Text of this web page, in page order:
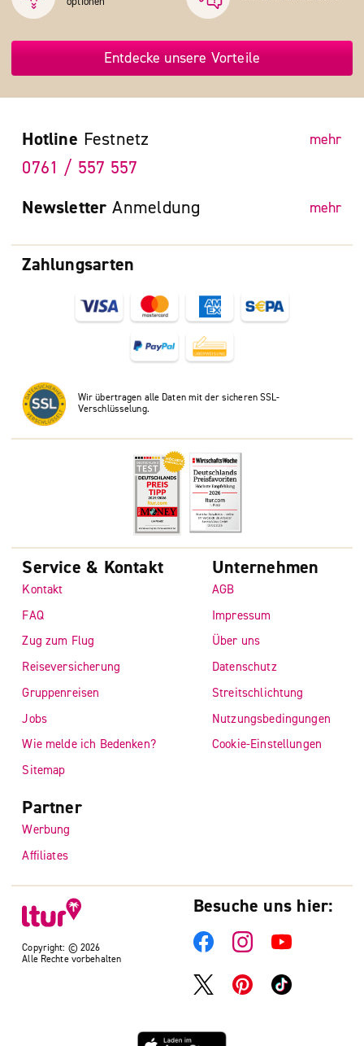
Entdecke unsere Vorteile
Zahlungsarten
Wir übertragen alle Daten mit der sicheren SSL-
Verschlüsselung.
Hotline Festnetz mehr
0761 / 557 557
Newsletter Anmeldung mehr
Copyright: © 2026
Alle Rechte vorbehalten
Service & Kontakt
Kontakt
FAQ
Zug zum Flug
Reiseversicherung
Gruppenreisen
Jobs
Wie melde ich Bedenken?
Sitemap
Unternehmen
AGB
Impressum
Über uns
Datenschutz
Streitschlichtung
Nutzungsbedingungen
Cookie-Einstellungen
Partner
Werbung
Affiliates
Besuche uns hier: